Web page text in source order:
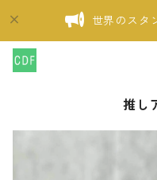
世界のスタ
推し